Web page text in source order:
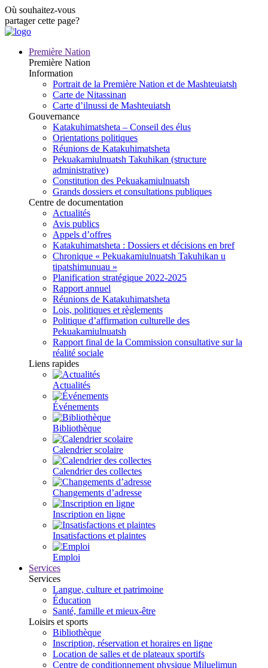
Où souhaitez-vous
partager cette page?
Première Nation
Première Nation
Information
Portrait de la Première Nation et de Mashteuiatsh
Carte de Nitassinan
Carte d’ilnussi de Mashteuiatsh
Gouvernance
Katakuhimatsheta – Conseil des élus
Orientations politiques
Réunions de Katakuhimatsheta
Pekuakamiulnuatsh Takuhikan (structure
administrative)
Constitution des Pekuakamiulnuatsh
Grands dossiers et consultations publiques
Centre de documentation
Actualités
Avis publics
Appels d’offres
Katakuhimatsheta : Dossiers et décisions en bref
Chronique « Pekuakamiulnuatsh Takuhikan u
tipatshimunuau »
Planification stratégique 2022-2025
Rapport annuel
Réunions de Katakuhimatsheta
Lois, politiques et règlements
Politique d’affirmation culturelle des
Pekuakamiulnuatsh
Rapport final de la Commission consultative sur la
réalité sociale
Liens rapides
Actualités
Événements
Bibliothèque
Calendrier scolaire
Calendrier des collectes
Changements d’adresse
Inscription en ligne
Insatisfactions et plaintes
Emploi
Services
Services
Langue, culture et patrimoine
Éducation
Santé, famille et mieux-être
Loisirs et sports
Bibliothèque
Inscription, réservation et horaires en ligne
Location de salles et de plateaux sportifs
Centre de conditionnement physique Miluelimun